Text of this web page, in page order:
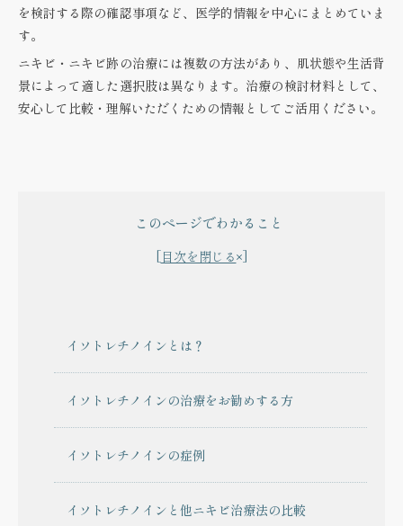
を検討する際の確認事項など、医学的情報を中心にまとめていま
す。
ニキビ・ニキビ跡の治療には複数の方法があり、肌状態や生活背
景によって適した選択肢は異なります。治療の検討材料として、
安心して比較・理解いただくための情報としてご活用ください。
このページでわかること
目次を閉じる
イソトレチノインとは？
イソトレチノインの治療をお勧めする方
イソトレチノインの症例
イソトレチノインと他ニキビ治療法の比較